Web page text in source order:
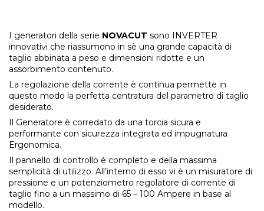
I generatori della serie NOVACUT sono INVERTER
innovativi che riassumono in sè una grande capacità di
taglio abbinata a peso e dimensioni ridotte e un
assorbimento contenuto.
La regolazione della corrente è continua permette in
questo modo la perfetta centratura del parametro di taglio
desiderato.
Il Generatore è corredato da una torcia sicura e
performante con sicurezza integrata ed impugnatura
Ergonomica.
Il pannello di controllo è completo e della massima
semplicità di utilizzo. All’interno di esso vi è un misuratore di
pressione e un potenziometro regolatore di corrente di
taglio fino a un massimo di 65 – 100 Ampere in base al
modello.